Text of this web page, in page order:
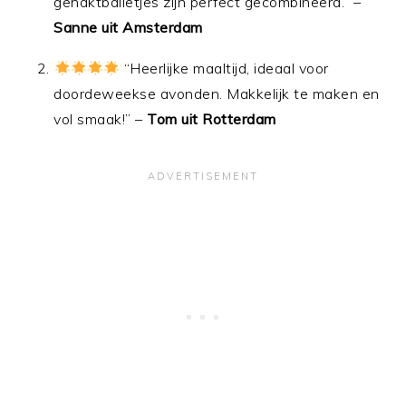
Sanne uit Amsterdam
“Heerlijke maaltijd, ideaal voor
doordeweekse avonden. Makkelijk te maken en
vol smaak!” – Tom uit Rotterdam